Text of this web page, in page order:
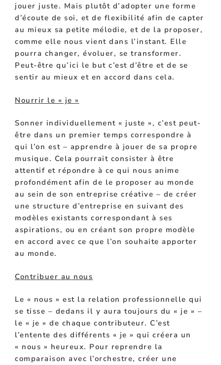
jouer juste. Mais plutôt d’adopter une forme
d’écoute de soi, et de flexibilité afin de capter
au mieux sa petite mélodie, et de la proposer,
comme elle nous vient dans l’instant. Elle
pourra changer, évoluer, se transformer.
Peut-être qu’ici le but c’est d’être et de se
sentir au mieux et en accord dans cela.
Nourrir le « je »
Sonner individuellement « juste », c’est peut-
être dans un premier temps correspondre à
qui l’on est – apprendre à jouer de sa propre
musique. Cela pourrait consister à être
attentif et répondre à ce qui nous anime
profondément afin de le proposer au monde
au sein de son entreprise créative – de créer
une structure d’entreprise en suivant des
modèles existants correspondant à ses
aspirations, ou en créant son propre modèle
en accord avec ce que l’on souhaite apporter
au monde.
Contribuer au nous
Le « nous » est la relation professionnelle qui
se tisse – dedans il y aura toujours du « je » –
le « je » de chaque contributeur. C’est
l’entente des différents « je » qui créera un
« nous » heureux. Pour reprendre la
comparaison avec l’orchestre, créer une